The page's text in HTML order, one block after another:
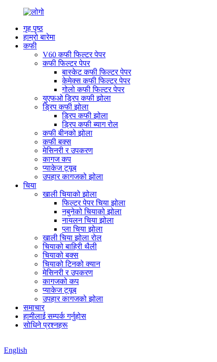
गृह पृष्ठ
हाम्रो बारेमा
कफी
V60 कफी फिल्टर पेपर
कफी फिल्टर पेपर
बास्केट कफी फिल्टर पेपर
केमेक्स कफी फिल्टर पेपर
गोलो कफी फिल्टर पेपर
युएफओ ड्रिप कफी झोला
ड्रिप कफी झोला
ड्रिप कफी झोला
ड्रिप कफी ब्याग रोल
कफी बीनको झोला
कफी बक्स
मेसिनरी र उपकरण
कागज कप
प्याकेज ट्यूब
उपहार कागजको झोला
चिया
खाली चियाको झोला
फिल्टर पेपर चिया झोला
नबुनेको चियाको झोला
नायलन चिया झोला
प्ला चिया झोला
खाली चिया झोला रोल
चियाको बाहिरी थैली
चियाको बक्स
चियाको टिनको क्यान
मेसिनरी र उपकरण
कागजको कप
प्याकेज ट्यूब
उपहार कागजको झोला
समाचार
हामीलाई सम्पर्क गर्नुहोस
सोधिने प्रश्नहरू
English